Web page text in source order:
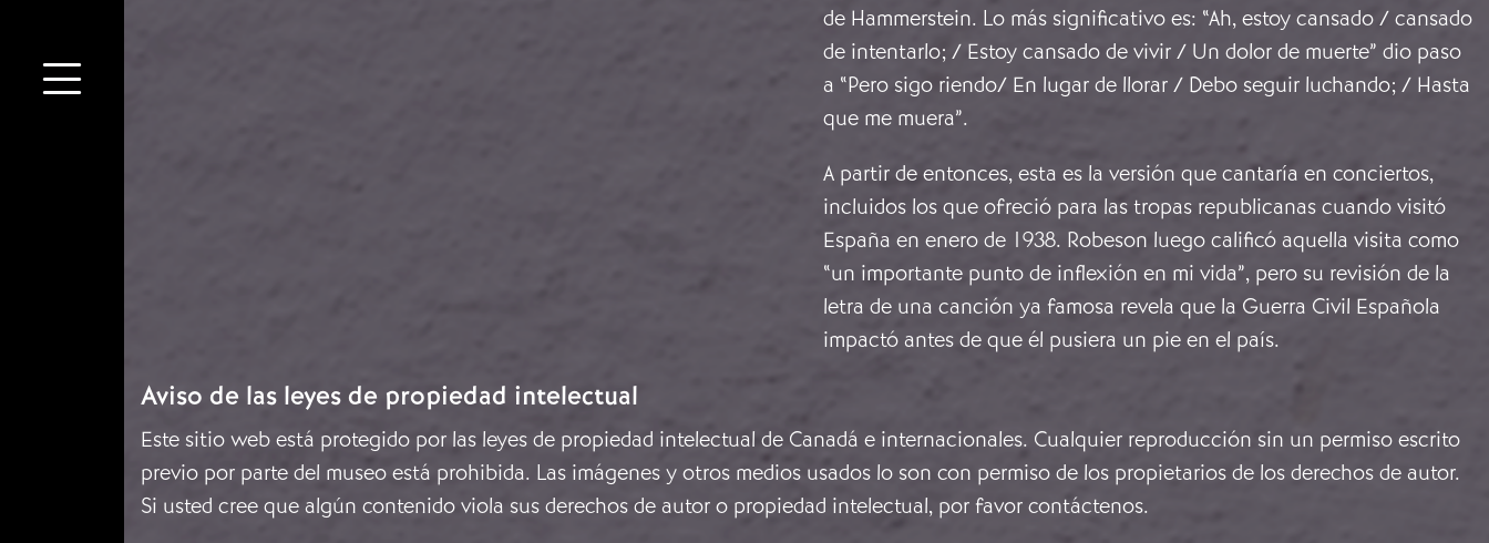
de Hammerstein. Lo más significativo es: “Ah, estoy cansado / cansado
de intentarlo; / Estoy cansado de vivir / Un dolor de muerte” dio paso
a “Pero sigo riendo/ En lugar de llorar / Debo seguir luchando; / Hasta
que me muera”.
A partir de entonces, esta es la versión que cantaría en conciertos,
incluidos los que ofreció para las tropas republicanas cuando visitó
España en enero de 1938. Robeson luego calificó aquella visita como
“un importante punto de inflexión en mi vida”, pero su revisión de la
letra de una canción ya famosa revela que la Guerra Civil Española
impactó antes de que él pusiera un pie en el país.
Aviso de las leyes de propiedad intelectual
Este sitio web está protegido por las leyes de propiedad intelectual de Canadá e internacionales. Cualquier reproducción sin un permiso escrito
previo por parte del museo está prohibida. Las imágenes y otros medios usados lo son con permiso de los propietarios de los derechos de autor.
Si usted cree que algún contenido viola sus derechos de autor o propiedad intelectual, por favor contáctenos.